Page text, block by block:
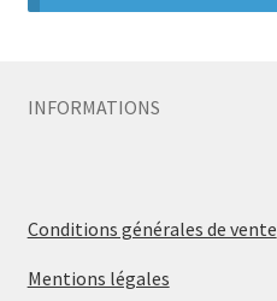
Pro.
INFORMATIONS
Conditions générales de vente
Mentions légales